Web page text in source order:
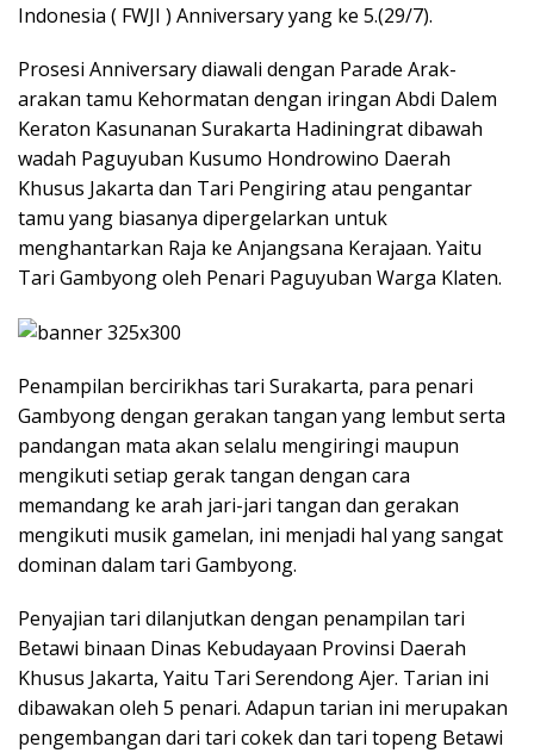
Indonesia ( FWJI ) Anniversary yang ke 5.(29/7).
Prosesi Anniversary diawali dengan Parade Arak-
arakan tamu Kehormatan dengan iringan Abdi Dalem
Keraton Kasunanan Surakarta Hadiningrat dibawah
wadah Paguyuban Kusumo Hondrowino Daerah
Khusus Jakarta dan Tari Pengiring atau pengantar
tamu yang biasanya dipergelarkan untuk
menghantarkan Raja ke Anjangsana Kerajaan. Yaitu
Tari Gambyong oleh Penari Paguyuban Warga Klaten.
Penampilan bercirikhas tari Surakarta, para penari
Gambyong dengan gerakan tangan yang lembut serta
pandangan mata akan selalu mengiringi maupun
mengikuti setiap gerak tangan dengan cara
memandang ke arah jari-jari tangan dan gerakan
mengikuti musik gamelan, ini menjadi hal yang sangat
dominan dalam tari Gambyong.
Penyajian tari dilanjutkan dengan penampilan tari
Betawi binaan Dinas Kebudayaan Provinsi Daerah
Khusus Jakarta, Yaitu Tari Serendong Ajer. Tarian ini
dibawakan oleh 5 penari. Adapun tarian ini merupakan
pengembangan dari tari cokek dan tari topeng Betawi